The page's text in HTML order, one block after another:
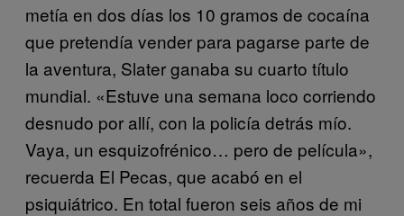
metía en dos días los 10 gramos de cocaína
que pretendía vender para pagarse parte de
la aventura, Slater ganaba su cuarto título
mundial. «Estuve una semana loco corriendo
desnudo por allí, con la policía detrás mío.
Vaya, un esquizofrénico… pero de película»,
recuerda El Pecas, que acabó en el
psiquiátrico. En total fueron seis años de mi